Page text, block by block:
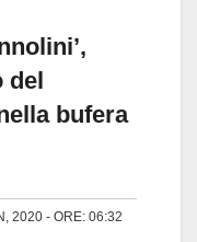
del
bufera
2020 - ORE: 06:32